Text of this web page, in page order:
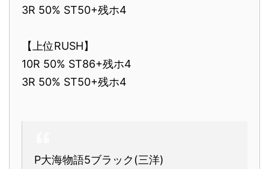
3R 50% ST50+残ホ4
【上位RUSH】
10R 50% ST86+残ホ4
3R 50% ST50+残ホ4
P大海物語5ブラック(三洋)